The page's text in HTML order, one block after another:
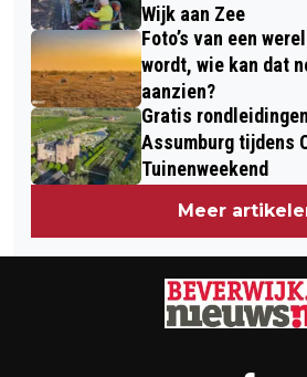
Wijk aan Zee
Foto’s van een
wordt, wie kan dat
aanzien?
Gratis
Assumburg tijdens
Tuinenweekend
Meer